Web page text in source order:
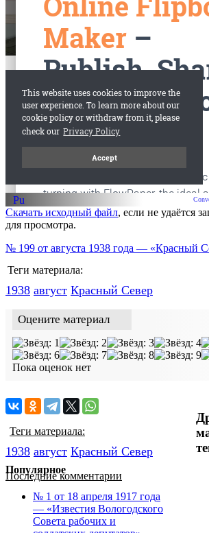
Скачать исходный файл, если не удаётся
для просмотра.
№ 199 от августа 1938 года — «Красный
Теги материала:
1938 август Красный Cевер
Оцените материал
Пока оценок нет
Теги материала:
1938 август Красный Cевер
Последние комментарии
Популярное
№ 1 от 18 апреля 1917 года
— «Известия Вологодского
Совета рабочих и